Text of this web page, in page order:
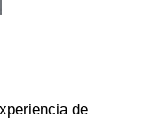
de